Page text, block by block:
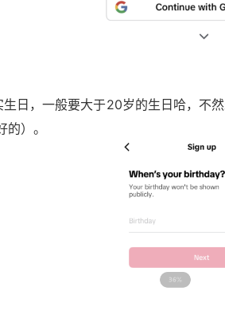
日，一般要大于20岁的生日哈，不
）。